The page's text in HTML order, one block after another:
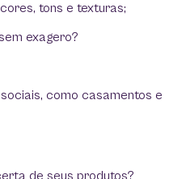
tons e texturas;
exagero?
como casamentos e